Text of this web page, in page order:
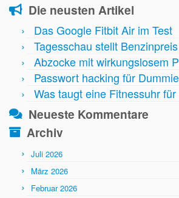
Die neusten Artikel
Das Google Fitbit Air im Test
Tagesschau stellt
Abzocke mit wirkungslosem
Passwort hacking für
Was taugt eine Fitnessuhr für
Neueste Kommentare
Archiv
Juli 2026
März 2026
Februar 2026